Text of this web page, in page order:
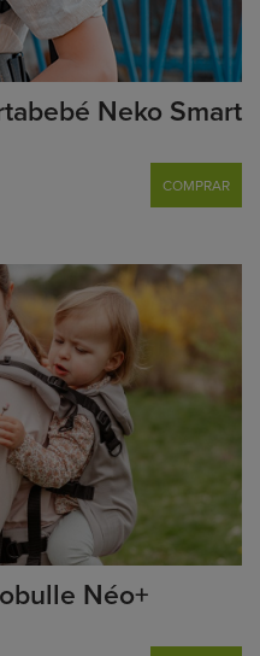
Neko Smart
COMPRAR
Néo+